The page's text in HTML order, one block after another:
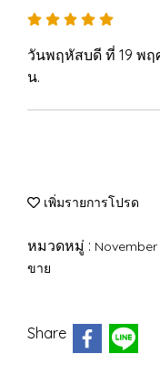
วันพฤหัสบดี ที่ 19 พฤ
น.
เพิ่มรายการโปรด
หมวดหมู่ : November
ขาย
Share